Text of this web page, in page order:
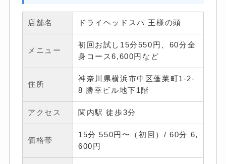
店舗名 ドライヘッドスパ 王様の頭
メニュー
初回お試し15分550円、60分全
身コース6,600円など
住所
神奈川県横浜市中区蓬莱町1-2-
8 勝幸ビル地下1階
アクセス 関内駅 徒歩3分
価格帯
15分 550円〜（初回）/ 60分 6,
600円